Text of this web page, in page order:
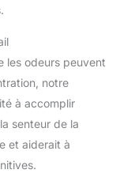
les odeurs peuvent
notre
à accomplir
senteur de la
et aiderait à